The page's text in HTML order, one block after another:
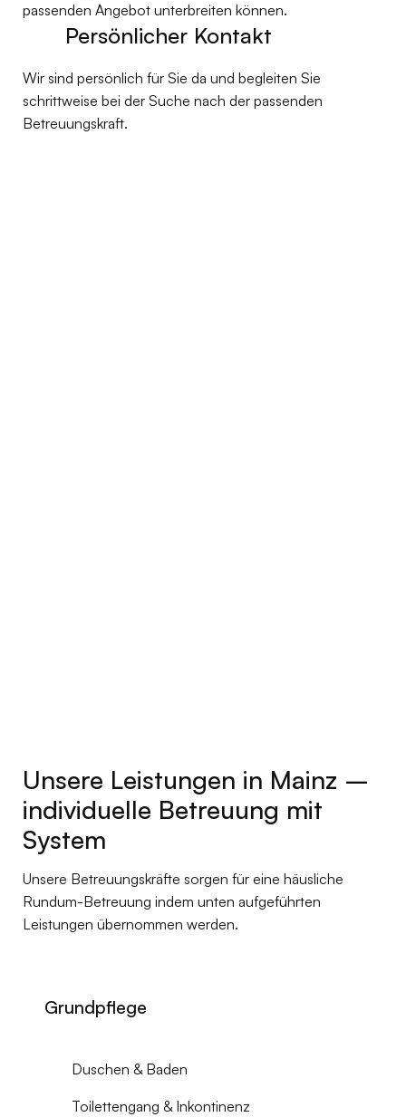
passenden Angebot unterbreiten können.
Wir sind persönlich für Sie da und begleiten Sie
schrittweise bei der Suche nach der passenden
Betreuungskraft.
Persönlicher Kontakt
Unsere Leistungen in Mainz –
individuelle Betreuung mit
System
Unsere Betreuungskräfte sorgen für eine häusliche
Rundum-Betreuung indem unten aufgeführten
Leistungen übernommen werden.
Grundpflege
Duschen & Baden
Toilettengang & Inkontinenz